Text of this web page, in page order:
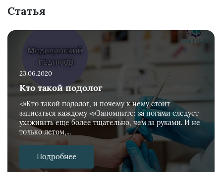
Статья
23.06.2020
Кто такой подолог
📣Кто такой подолог, и почему к нему стоит
записаться каждому 📣Запомните: за ногами следует
ухаживать еще более тщательно, чем за руками. И не
только летом,...
Подробнее